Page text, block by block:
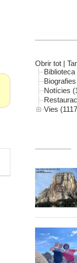
Obrir tot |
Biblioteca
Notícies
Vies